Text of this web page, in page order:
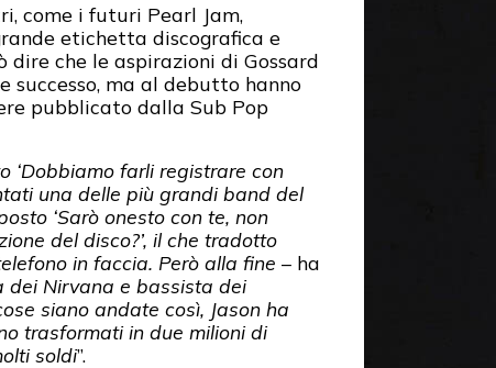
come i futuri Pearl Jam,
etichetta discografica e
dire che le aspirazioni di Gossard
successo, ma al debutto hanno
pubblicato dalla Sub Pop
‘Dobbiamo farli registrare con
una delle più grandi band del
‘Sarò onesto con te, non
del disco?’, il che tradotto
in faccia. Però alla fine – ha
dei Nirvana e bassista dei
siano andate così, Jason ha
trasformati in due milioni di
soldi”.